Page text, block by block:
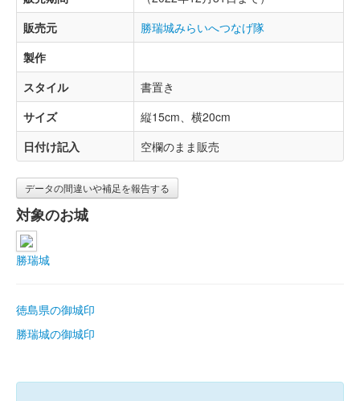
販売元
勝瑞城みらいへつなげ隊
製作
スタイル
書置き
サイズ
縦15cm、横20cm
日付け記入
空欄のまま販売
データの間違いや補足を報告する
対象のお城
勝瑞城
徳島県の御城印
勝瑞城の御城印